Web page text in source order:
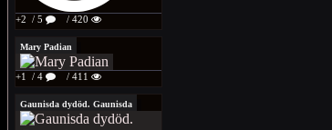
+2 / 5 / 420
Mary Padian
+1 / 4 / 411
Gaunisda dydöd. Gaunisda